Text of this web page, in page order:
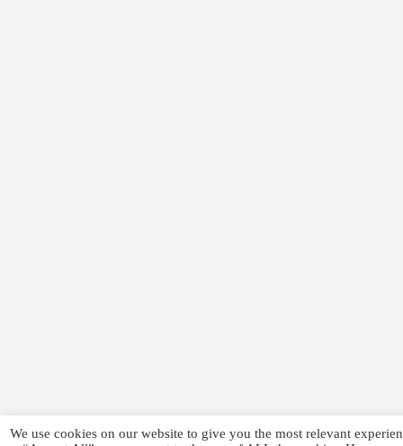
We use cookies on our website to give you the most relevant